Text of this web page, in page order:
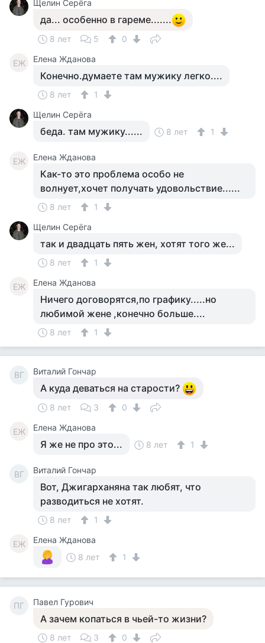
Щелин Серёга
да... особенно в гареме.......
8 лет 5 0
ЕЖ Елена Жданова
Конечно.думаете там мужику легко....
8 лет
1
Щелин Серёга
беда. там мужику...... 8 лет 1
ЕЖ Елена Жданова
Как-то это проблема особо не
волнует,хочет получать удовольствие......
8 лет
1
Щелин Серёга
так и двадцать пять жен, хотят того же...
8 лет 1
ЕЖ Елена Жданова
Ничего договорятся,по графику.....но
любимой жене ,конечно больше....
8 лет 1
ВГ Виталий Гончар
А куда деваться на старости?
8 лет 3 0
ЕЖ Елена Жданова
Я же не про это... 8 лет 1
ВГ Виталий Гончар
Вот, Джигарханяна так любят, что
разводиться не хотят.
8 лет 1
ЕЖ
Елена Жданова
8 лет
1
ПГ Павел Гурович
А зачем копаться в чьей-то жизни?
8 лет 3 0